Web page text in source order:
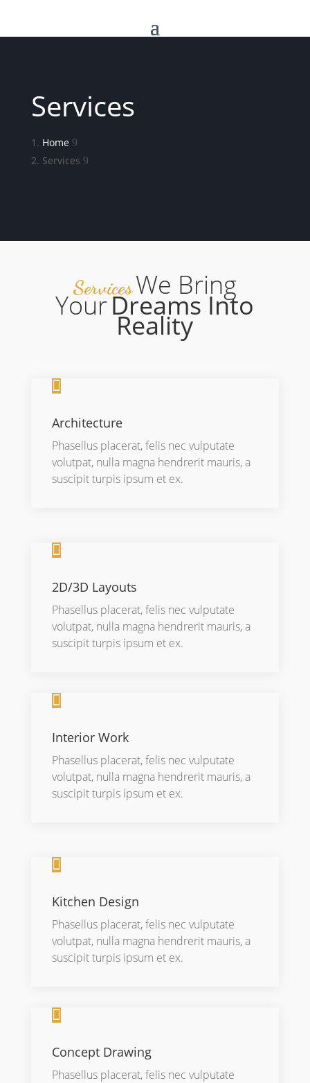
Services
Home
Services
ServicesWe Bring
YourDreams Into
Reality

Architecture
Phasellus placerat, felis nec vulputate
volutpat, nulla magna hendrerit mauris, a
suscipit turpis ipsum et ex.

2D/3D Layouts
Phasellus placerat, felis nec vulputate
volutpat, nulla magna hendrerit mauris, a
suscipit turpis ipsum et ex.

Interior Work
Phasellus placerat, felis nec vulputate
volutpat, nulla magna hendrerit mauris, a
suscipit turpis ipsum et ex.

Kitchen Design
Phasellus placerat, felis nec vulputate
volutpat, nulla magna hendrerit mauris, a
suscipit turpis ipsum et ex.

Concept Drawing
Phasellus placerat, felis nec vulputate